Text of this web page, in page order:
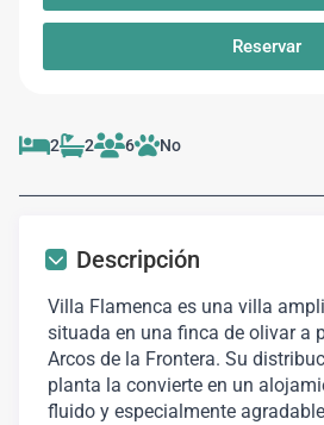
2 2 6 No
Descripción
Villa Flamenca es una villa
situada en una finca de olivar a
Arcos de la Frontera. Su
planta la convierte en un
fluido y especialmente
Reservar